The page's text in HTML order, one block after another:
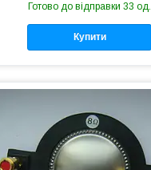
Готово до відправки 33 од.
Купити